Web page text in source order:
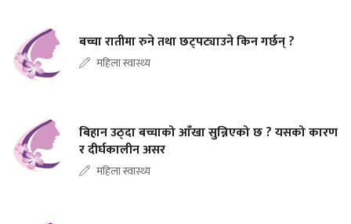
बच्चा रातीमा रुने तथा छट्पट्याउने किन गर्छन् ?
महिला स्वास्थ्य
बिहान उठ्दा बच्चाको आँखा सुन्निएको छ ? यसको कारण
र दीर्घकालीन असर
महिला स्वास्थ्य